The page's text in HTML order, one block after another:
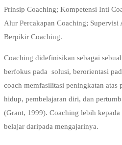
Prinsip Coaching; Kompetensi Inti
Alur Percakapan Coaching; Supervisi
Berpikir Coaching.
Coaching didefinisikan sebagai
berfokus pada solusi, berorientasi
coach memfasilitasi peningkatan atas
hidup, pembelajaran diri, dan
(Grant, 1999). Coaching lebih kepada
belajar daripada mengajarinya.